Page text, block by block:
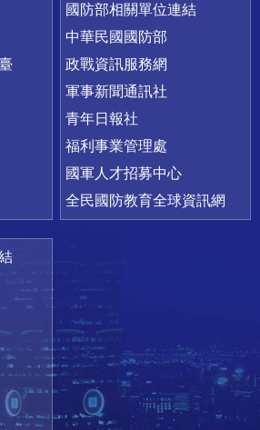
國防部相關單位連結
中華民國國防部
政戰資訊服務網
軍事新聞通訊社
青年日報社
福利事業管理處
國軍人才招募中心
全民國防教育全球資訊網